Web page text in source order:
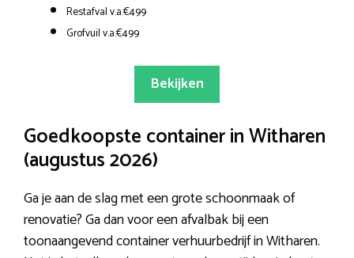
Restafval v.a.€499
Grofvuil v.a.€499
Bekijken
Goedkoopste container in Witharen
(augustus 2026)
Ga je aan de slag met een grote schoonmaak of
renovatie? Ga dan voor een afvalbak bij een
toonaangevend container verhuurbedrijf in Witharen.